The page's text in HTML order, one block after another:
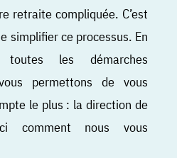
retraite compliquée. C’est
simplifier ce processus. En
les démarches
permettons de vous
le plus : la direction de
comment nous vous